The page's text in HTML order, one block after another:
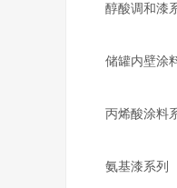
醇酸调和漆
储罐内壁涂
丙烯酸涂料
氨基漆系列